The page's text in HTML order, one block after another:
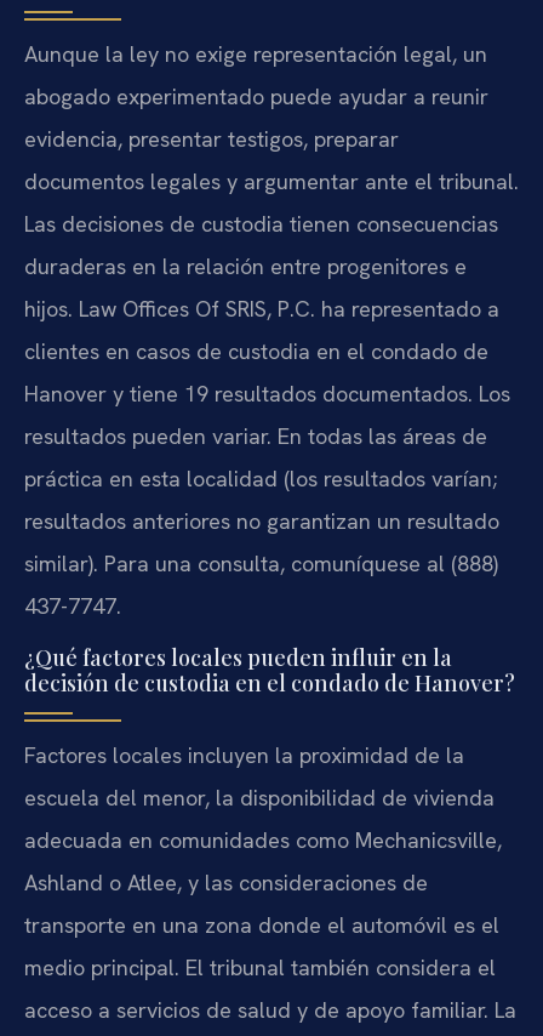
Aunque la ley no exige representación legal, un
abogado experimentado puede ayudar a reunir
evidencia, presentar testigos, preparar
documentos legales y argumentar ante el tribunal.
Las decisiones de custodia tienen consecuencias
duraderas en la relación entre progenitores e
hijos. Law Offices Of SRIS, P.C. ha representado a
clientes en casos de custodia en el condado de
Hanover y tiene 19 resultados documentados. Los
resultados pueden variar. En todas las áreas de
práctica en esta localidad (los resultados varían;
resultados anteriores no garantizan un resultado
similar). Para una consulta, comuníquese al (888)
437-7747.
¿Qué factores locales pueden influir en la
decisión de custodia en el condado de Hanover?
Factores locales incluyen la proximidad de la
escuela del menor, la disponibilidad de vivienda
adecuada en comunidades como Mechanicsville,
Ashland o Atlee, y las consideraciones de
transporte en una zona donde el automóvil es el
medio principal. El tribunal también considera el
acceso a servicios de salud y de apoyo familiar. La